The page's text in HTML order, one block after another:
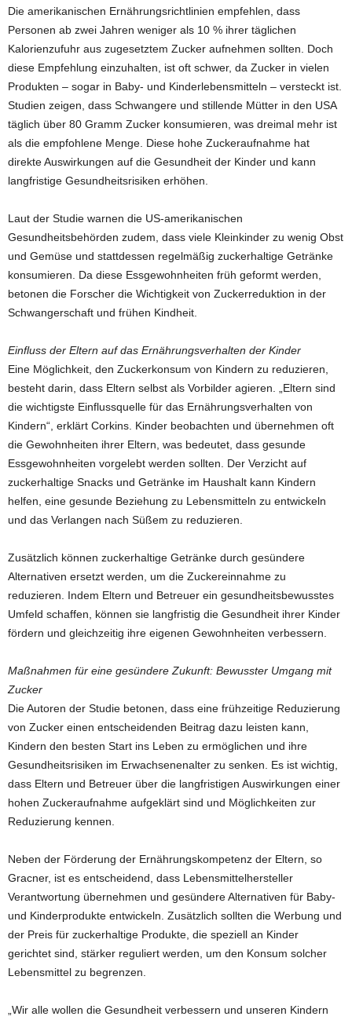
Die amerikanischen Ernährungsrichtlinien empfehlen, dass
Personen ab zwei Jahren weniger als 10 % ihrer täglichen
Kalorienzufuhr aus zugesetztem Zucker aufnehmen sollten. Doch
diese Empfehlung einzuhalten, ist oft schwer, da Zucker in vielen
Produkten – sogar in Baby- und Kinderlebensmitteln – versteckt ist.
Studien zeigen, dass Schwangere und stillende Mütter in den USA
täglich über 80 Gramm Zucker konsumieren, was dreimal mehr ist
als die empfohlene Menge. Diese hohe Zuckeraufnahme hat
direkte Auswirkungen auf die Gesundheit der Kinder und kann
langfristige Gesundheitsrisiken erhöhen.
Laut der Studie warnen die US-amerikanischen
Gesundheitsbehörden zudem, dass viele Kleinkinder zu wenig Obst
und Gemüse und stattdessen regelmäßig zuckerhaltige Getränke
konsumieren. Da diese Essgewohnheiten früh geformt werden,
betonen die Forscher die Wichtigkeit von Zuckerreduktion in der
Schwangerschaft und frühen Kindheit.
Einfluss der Eltern auf das Ernährungsverhalten der Kinder
Eine Möglichkeit, den Zuckerkonsum von Kindern zu reduzieren,
besteht darin, dass Eltern selbst als Vorbilder agieren. „Eltern sind
die wichtigste Einflussquelle für das Ernährungsverhalten von
Kindern“, erklärt Corkins. Kinder beobachten und übernehmen oft
die Gewohnheiten ihrer Eltern, was bedeutet, dass gesunde
Essgewohnheiten vorgelebt werden sollten. Der Verzicht auf
zuckerhaltige Snacks und Getränke im Haushalt kann Kindern
helfen, eine gesunde Beziehung zu Lebensmitteln zu entwickeln
und das Verlangen nach Süßem zu reduzieren.
Zusätzlich können zuckerhaltige Getränke durch gesündere
Alternativen ersetzt werden, um die Zuckereinnahme zu
reduzieren. Indem Eltern und Betreuer ein gesundheitsbewusstes
Umfeld schaffen, können sie langfristig die Gesundheit ihrer Kinder
fördern und gleichzeitig ihre eigenen Gewohnheiten verbessern.
Maßnahmen für eine gesündere Zukunft: Bewusster Umgang mit
Zucker
Die Autoren der Studie betonen, dass eine frühzeitige Reduzierung
von Zucker einen entscheidenden Beitrag dazu leisten kann,
Kindern den besten Start ins Leben zu ermöglichen und ihre
Gesundheitsrisiken im Erwachsenenalter zu senken. Es ist wichtig,
dass Eltern und Betreuer über die langfristigen Auswirkungen einer
hohen Zuckeraufnahme aufgeklärt sind und Möglichkeiten zur
Reduzierung kennen.
Neben der Förderung der Ernährungskompetenz der Eltern, so
Gracner, ist es entscheidend, dass Lebensmittelhersteller
Verantwortung übernehmen und gesündere Alternativen für Baby-
und Kinderprodukte entwickeln. Zusätzlich sollten die Werbung und
der Preis für zuckerhaltige Produkte, die speziell an Kinder
gerichtet sind, stärker reguliert werden, um den Konsum solcher
Lebensmittel zu begrenzen.
„Wir alle wollen die Gesundheit verbessern und unseren Kindern